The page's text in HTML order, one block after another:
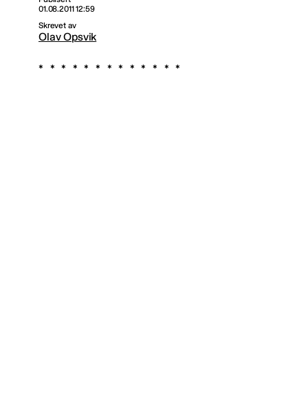
01.08.2011 12:59
Skrevet av
Olav Opsvik